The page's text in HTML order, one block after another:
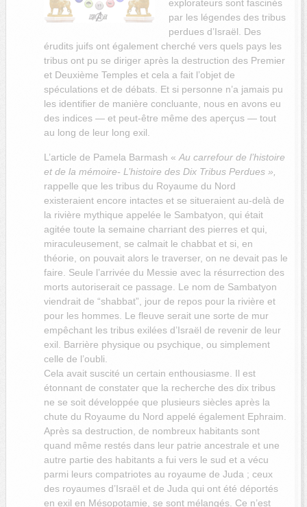
explorateurs sont fascinés
par les légendes des tribus
perdues d’Israël. Des
érudits juifs ont également cherché vers quels pays les
tribus ont pu se diriger après la destruction des Premier
et Deuxième Temples et cela a fait l’objet de
spéculations et de débats. Et si personne n’a jamais pu
les identifier de manière concluante, nous en avons eu
des indices — et peut-être même des aperçus — tout
au long de leur long exil.
L’article de Pamela Barmash « Au carrefour de l’histoire
et de la mémoire- L’histoire des Dix Tribus Perdues »,
rappelle que les tribus du Royaume du Nord
existeraient encore intactes et se situeraient au-delà de
la rivière mythique appelée le Sambatyon, qui était
agitée toute la semaine charriant des pierres et qui,
miraculeusement, se calmait le chabbat et si, en
théorie, on pouvait alors le traverser, on ne devait pas le
faire. Seule l’arrivée du Messie avec la résurrection des
morts autoriserait ce passage. Le nom de Sambatyon
viendrait de “shabbat”, jour de repos pour la rivière et
pour les hommes. Le fleuve serait une sorte de mur
empêchant les tribus exilées d’Israël de revenir de leur
exil. Barrière physique ou psychique, ou simplement
celle de l’oubli.
Cela avait suscité un certain enthousiasme. Il est
étonnant de constater que la recherche des dix tribus
ne se soit développée que plusieurs siècles après la
chute du Royaume du Nord appelé également Ephraim.
Après sa destruction, de nombreux habitants sont
quand même restés dans leur patrie ancestrale et une
autre partie des habitants a fui vers le sud et a vécu
parmi leurs compatriotes au royaume de Juda ; ceux
des royaumes d’Israël et de Juda qui ont été déportés
en exil en Mésopotamie, se sont mélangés. Ce n’est